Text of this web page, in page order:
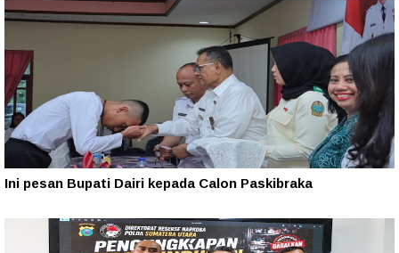
Ini pesan Bupati Dairi kepada Calon Paskibraka